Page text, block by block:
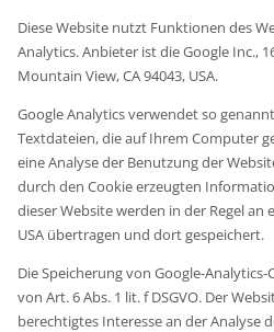
Diese Website nutzt Funktionen des
Analytics. Anbieter ist die Google Inc.,
Mountain View, CA 94043, USA.
Google Analytics verwendet so
Textdateien, die auf Ihrem Computer
eine Analyse der Benutzung der
durch den Cookie erzeugten
dieser Website werden in der Regel an
USA übertragen und dort gespeichert.
Die Speicherung von Google-
von Art. 6 Abs. 1 lit. f DSGVO. Der
berechtigtes Interesse an der Analyse